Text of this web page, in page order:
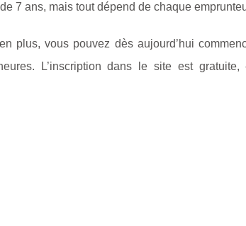
7 ans, mais tout dépend de chaque
plus, vous pouvez dès aujourd’hui
L’inscription dans le site est